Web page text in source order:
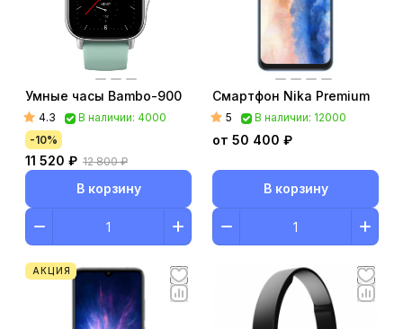
Умные часы Bambo-900
4.3
В наличии: 4000
-10%
11 520 ₽ 12 800 ₽
В корзину
Смартфон Nika Premium
5 В наличии: 12000
от 50 400 ₽
В корзину
АКЦИЯ